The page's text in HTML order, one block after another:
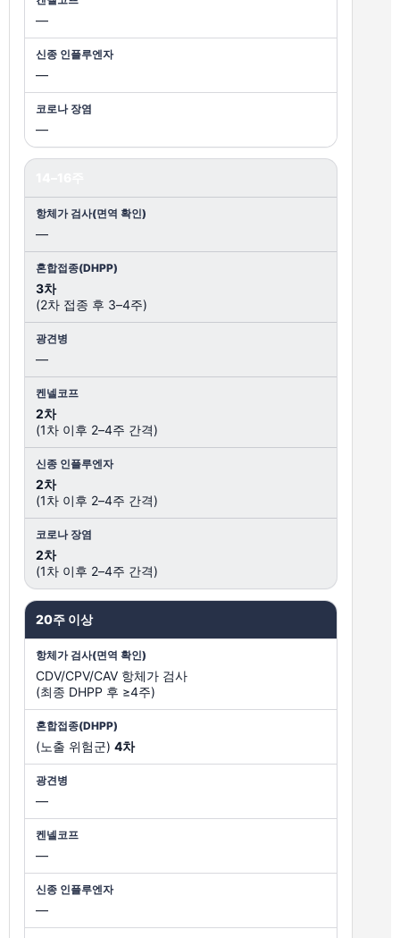
—
—
—
—
3차
(2차 접종 후 3–4주)
—
2차
(1차 이후 2–4주 간격)
2차
(1차 이후 2–4주 간격)
2차
(1차 이후 2–4주 간격)
20주 이상
CDV/CPV/CAV 항체가 검사
(최종 DHPP 후 ≥4주)
(노출 위험군) 4차
—
—
—